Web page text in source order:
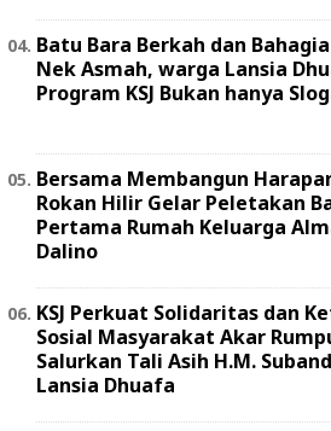
Batu Bara Berkah dan
Nek Asmah, warga Lansia
Program KSJ Bukan hanya
Bersama Membangun
Rokan Hilir Gelar Peletakan
Pertama Rumah Keluarga
Dalino
KSJ Perkuat Solidaritas dan
Sosial Masyarakat Akar
Salurkan Tali Asih H.M.
Lansia Dhuafa